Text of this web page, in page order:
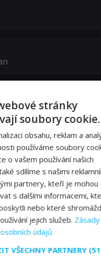
stránky
soubory cookie.
obsahu, reklam a
používáme soubory
o vašem používání našich
sdílíme s našimi
partnery, kteří je mohou
s dalšími informacemi,
nebo které
jejich služeb. Zásady
údajů
VŠECHNY PARTNERY